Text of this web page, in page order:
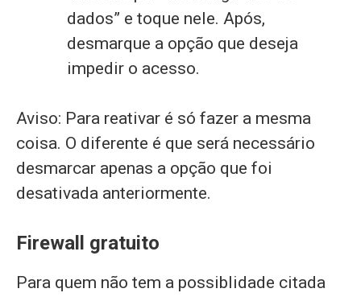
dados” e toque nele. Após,
desmarque a opção que deseja
impedir o acesso.
Aviso: Para reativar é só fazer a mesma
coisa. O diferente é que será necessário
desmarcar apenas a opção que foi
desativada anteriormente.
Firewall gratuito
Para quem não tem a possiblidade citada